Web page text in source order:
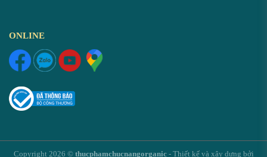
ONLINE
Copyright 2026 © thucphamchucnangorganic- Thiết kế và xây dựng bởi